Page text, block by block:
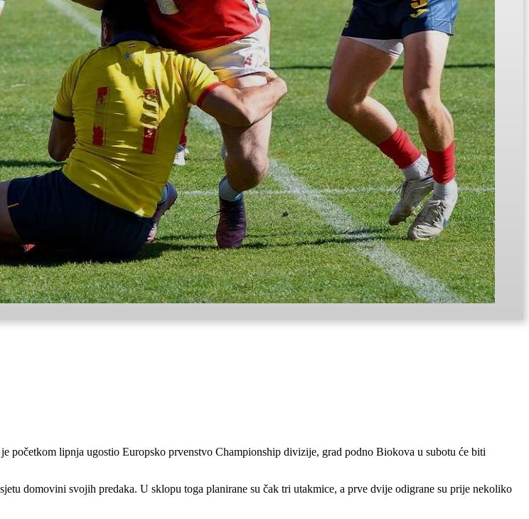
početkom lipnja ugostio Europsko prvenstvo Championship divizije, grad podno Biokova u subotu će biti
domovini svojih predaka. U sklopu toga planirane su čak tri utakmice, a prve dvije odigrane su prije nekoliko